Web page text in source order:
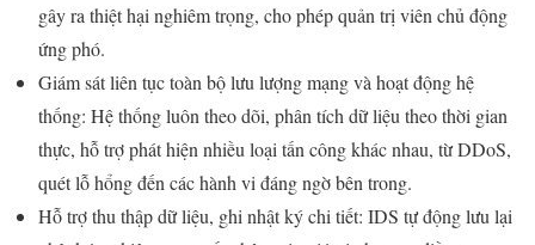
gây ra thiệt hại nghiêm trọng, cho phép quản trị viên chủ động
ứng phó.
Giám sát liên tục toàn bộ lưu lượng mạng và hoạt động hệ
thống: Hệ thống luôn theo dõi, phân tích dữ liệu theo thời gian
thực, hỗ trợ phát hiện nhiều loại tấn công khác nhau, từ DDoS,
quét lỗ hổng đến các hành vi đáng ngờ bên trong.
Hỗ trợ thu thập dữ liệu, ghi nhật ký chi tiết: IDS tự động lưu lại